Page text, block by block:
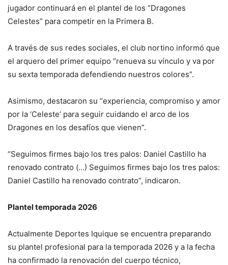
jugador continuará en el plantel de los “Dragones
Celestes” para competir en la Primera B.
A través de sus redes sociales, el club nortino informó que
el arquero del primer equipo “renueva su vínculo y va por
su sexta temporada defendiendo nuestros colores”.
Asimismo, destacaron su “experiencia, compromiso y amor
por la ‘Celeste’ para seguir cuidando el arco de los
Dragones en los desafíos que vienen”.
“Seguimos firmes bajo los tres palos: Daniel Castillo ha
renovado contrato (…) Seguimos firmes bajo los tres palos:
Daniel Castillo ha renovado contrato”, indicaron.
Plantel temporada 2026
Actualmente Deportes Iquique se encuentra preparando
su plantel profesional para la temporada 2026 y a la fecha
ha confirmado la renovación del cuerpo técnico,